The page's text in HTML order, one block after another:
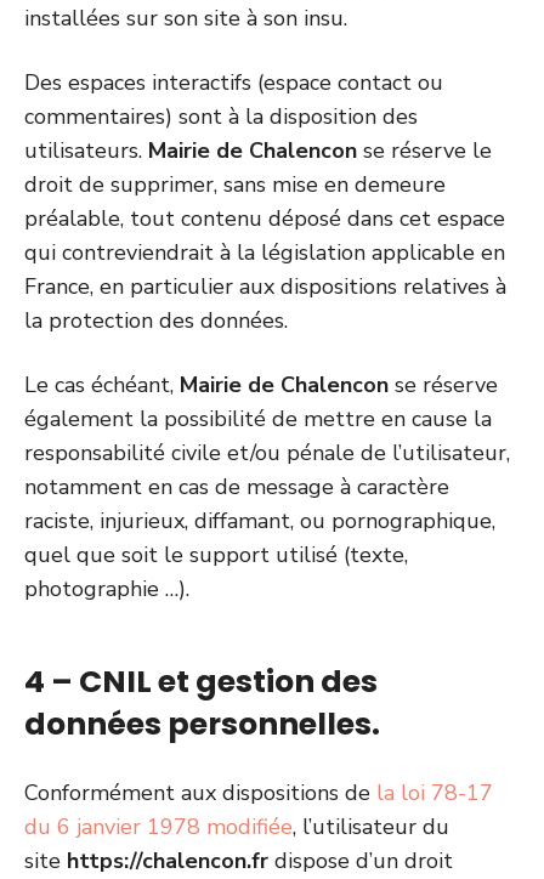
installées sur son site à son insu.
Des espaces interactifs (espace contact ou
commentaires) sont à la disposition des
utilisateurs. Mairie de Chalencon se réserve le
droit de supprimer, sans mise en demeure
préalable, tout contenu déposé dans cet espace
qui contreviendrait à la législation applicable en
France, en particulier aux dispositions relatives à
la protection des données.
Le cas échéant, Mairie de Chalencon se réserve
également la possibilité de mettre en cause la
responsabilité civile et/ou pénale de l’utilisateur,
notamment en cas de message à caractère
raciste, injurieux, diffamant, ou pornographique,
quel que soit le support utilisé (texte,
photographie …).
4 – CNIL et gestion des
données personnelles.
Conformément aux dispositions de la loi 78-17
du 6 janvier 1978 modifiée, l’utilisateur du
site https://chalencon.fr dispose d’un droit